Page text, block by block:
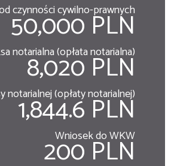
czynności cywilno-prawnych
50,000 PLN
notarialna (opłata notarialna)
8,020 PLN
notarialnej (opłaty notarialnej)
1,844.6 PLN
Wniosek do WKW
200 PLN